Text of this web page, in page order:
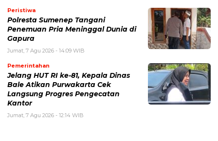
Peristiwa
Polresta Sumenep Tangani
Penemuan Pria Meninggal Dunia di
Gapura
Jumat, 7 Agu 2026 - 14:09 WIB
Pemerintahan
Jelang HUT RI ke-81, Kepala Dinas
Bale Atikan Purwakarta Cek
Langsung Progres Pengecatan
Kantor
Jumat, 7 Agu 2026 - 12:14 WIB